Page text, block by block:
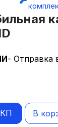
- Отправка
В